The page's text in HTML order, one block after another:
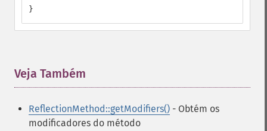
}
Veja Também
ReflectionMethod::getModifiers() - Obtém os
modificadores do método